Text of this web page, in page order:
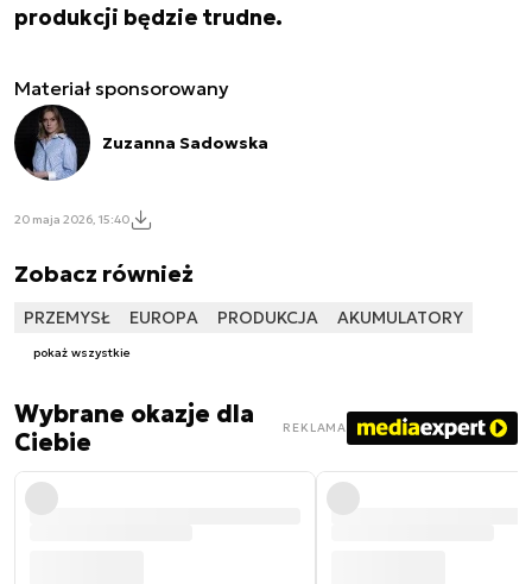
produkcji będzie trudne.
Materiał sponsorowany
Zuzanna Sadowska
20 maja 2026, 15:40
Zobacz również
PRZEMYSŁ EUROPA PRODUKCJA AKUMULATORY
pokaż wszystkie
Wybrane okazje dla
Ciebie
REKLAMA